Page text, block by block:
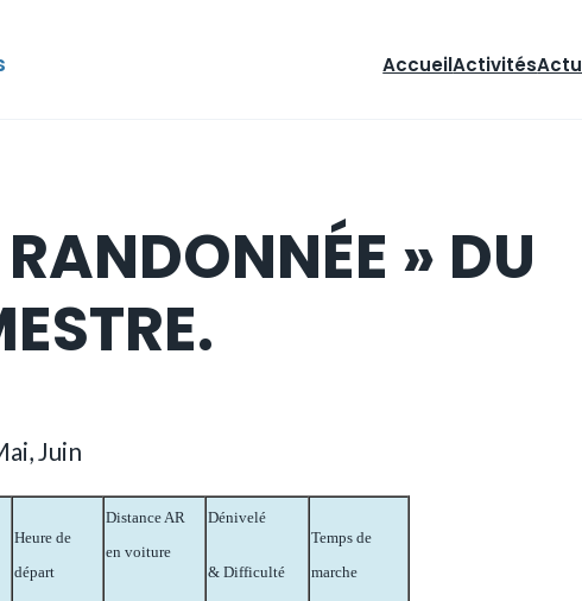
AccueilActivitésActu
» DU
Juin
Heure de
départ
Distance AR
en voiture
Dénivelé
& Difficulté
Temps de
marche